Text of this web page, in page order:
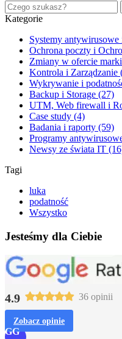
Kategorie
Systemy
Ochrona poczty i
Zmiany w ofercie
Kontrola i Zarządzanie
Wykrywanie i
Backup i Storage (27)
UTM, Web firewall i
Case study (4)
Badania i raporty (59)
Programy
Newsy ze świata IT
Tagi
luka
podatność
Wszystko
Jesteśmy dla Ciebie
4.9 36 opinii
Zobacz opinie
GG